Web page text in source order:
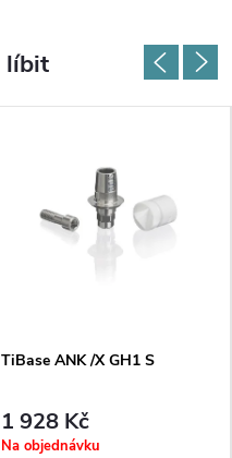
TiBase ANK /X GH1 S
1 928 Kč
Na objednávku